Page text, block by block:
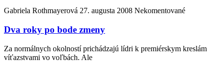
Gabriela Rothmayerová 27. augusta 2008 Nekomentované
Dva roky po bode zmeny
Za normálnych okolností prichádzajú lídri k premiérskym kreslám
víťazstvami vo voľbách. Ale